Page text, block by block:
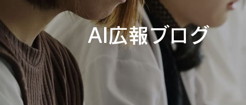
AI広報ブログ